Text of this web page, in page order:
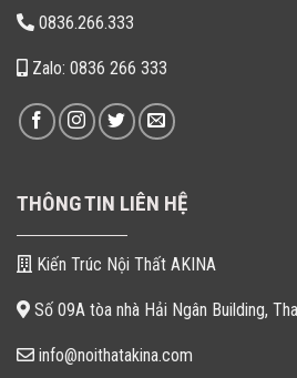
0836.266.333
Zalo: 0836 266 333
THÔNG TIN LIÊN HỆ
Kiến Trúc Nội Thất AKINA
Số 09A tòa nhà Hải Ngân Building,
info@noithatakina.com